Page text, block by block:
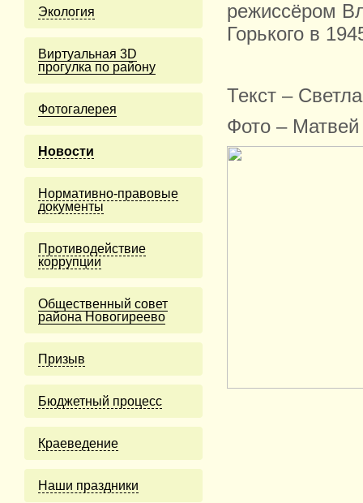
Экология
Виртуальная 3D
прогулка по району
Фотогалерея
Новости
Нормативно-правовые
документы
Противодействие
коррупции
Общественный совет
района Новогиреево
Призыв
Бюджетный процесс
Краеведение
Наши праздники
режиссёром
Горького в
Текст –
Фото –